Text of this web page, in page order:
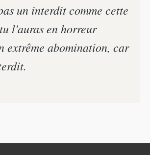
un interdit comme cette
l'auras en horreur
extrême abomination, car